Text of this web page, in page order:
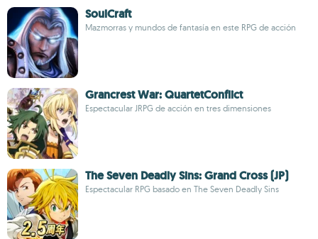
SoulCraft
Mazmorras y mundos de fantasía en este RPG de acción
Grancrest War: QuartetConflict
Espectacular JRPG de acción en tres dimensiones
The Seven Deadly Sins: Grand Cross (JP)
Espectacular RPG basado en The Seven Deadly Sins